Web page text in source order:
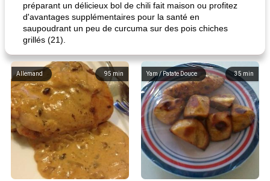
préparant un délicieux bol de chili fait maison ou profitez
d'avantages supplémentaires pour la santé en
saupoudrant un peu de curcuma sur des pois chiches
grillés (21).
95 min
Allemand 35 min
Yam / Patate Douce